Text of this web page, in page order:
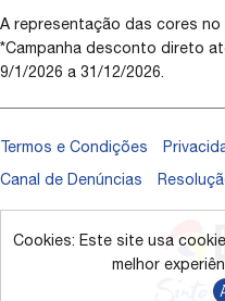
Cookies: Este site usa
melhor
A representação das cores
*Campanha desconto direto
9/1/2026 a 31/12/2026.
Termos e Condições
Canal de Denúncias